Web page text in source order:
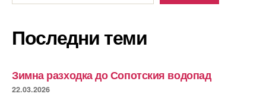
Последни теми
Зимна разходка до Сопотския водопад
22.03.2026